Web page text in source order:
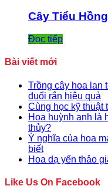
Cây Tiểu
Đọc tiếp
Bài viết mới
Trồng cây hoa lan
đuổi rắn hiệu quả
Cùng học kỹ thuật
Hoa huỳnh anh là
thủy?
Ý nghĩa của hoa
biết
Hoa dạ yến thảo
Like Us On Facebook